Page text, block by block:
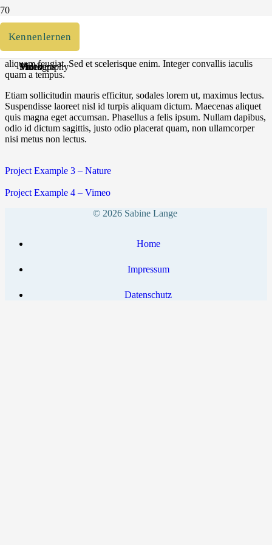
Kennenlernen
molestie fermentum. Ut vel justo molestie, maximus nulla eu,
tempus turpis. Donec commodo quam et tempor dignissim. Praesent
eu aliquet metus, sit amet auctor quam. Quisque ultrices tellus et
aliquam feugiat. Sed et scelerisque enim. Integer convallis iaculis
quam a tempus.
Etiam sollicitudin mauris efficitur, sodales lorem ut, maximus lectus.
Suspendisse laoreet nisl id turpis aliquam dictum. Maecenas aliquet
quis magna eget accumsan. Phasellus a felis ipsum. Nullam dapibus,
odio id dictum sagittis, justo odio placerat quam, non ullamcorper
nisi metus non lectus.
Project Example 3 – Nature
Project Example 4 – Vimeo
Project Example 2 – Blue
Video
Project Example 2 – Grey
Video
Project Example 2 – Nature
Photography
Project Example 1 – Notebook
Mockups
© 2026 Sabine Lange
Home
Impressum
Datenschutz